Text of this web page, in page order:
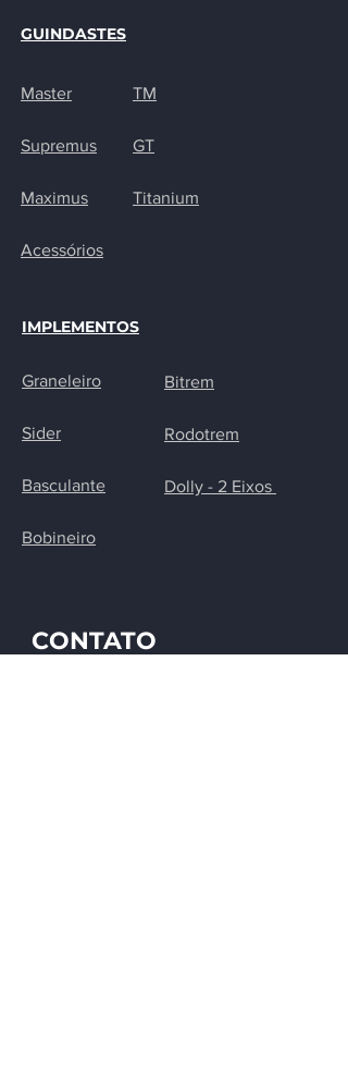
GUINDASTES
Master
Supremus
Maximus
Acessórios
TM
GT
Titanium
IMPLEMENTOS
Graneleiro
Sider
Basculante
Bobineiro
Bitrem
Rodotrem
Dolly - 2 Eixos
CONTATO